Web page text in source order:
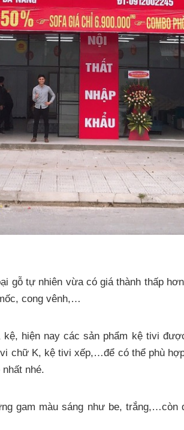
gỗ tự nhiên vừa có giá thành thấp
cong vênh,…
hiện nay các sản phẩm kệ tivi
chữ K, kệ tivi xếp,…để có thể phù
nhé.
gam màu sáng như be,